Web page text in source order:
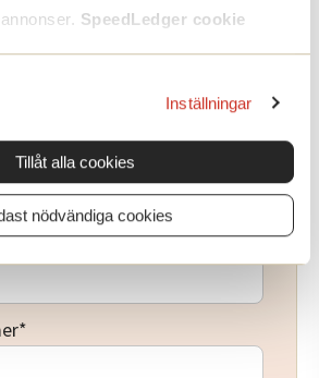
SpeedLedger cookie
Inställningar
Tillåt alla cookies
nödvändiga cookies
*